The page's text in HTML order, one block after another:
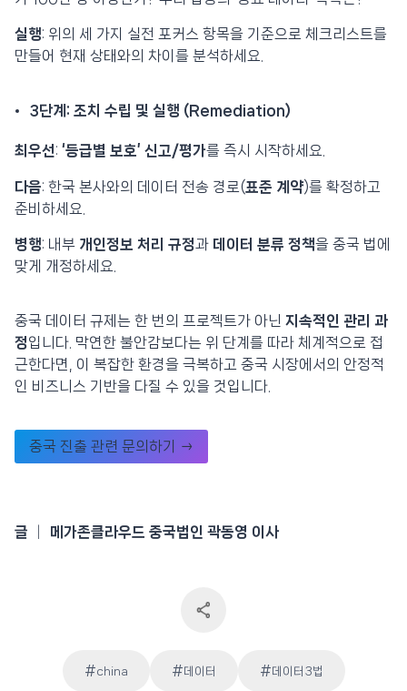
실행: 위의 세 가지 실전 포커스 항목을 기준으로 체크리스트를
만들어 현재 상태와의 차이를 분석하세요.
3단계: 조치 수립 및 실행 (Remediation)
최우선: ‘등급별 보호’ 신고/평가를 즉시 시작하세요.
다음: 한국 본사와의 데이터 전송 경로(표준 계약)를 확정하고
준비하세요.
병행: 내부 개인정보 처리 규정과 데이터 분류 정책을 중국 법에
맞게 개정하세요.
중국 데이터 규제는 한 번의 프로젝트가 아닌 지속적인 관리 과
정입니다. 막연한 불안감보다는 위 단계를 따라 체계적으로 접
근한다면, 이 복잡한 환경을 극복하고 중국 시장에서의 안정적
인 비즈니스 기반을 다질 수 있을 것입니다.
중국 진출 관련 문의하기 →
글 │ 메가존클라우드 중국법인 곽동영 이사
#china #데이터 #데이터3법